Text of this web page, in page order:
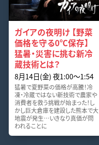
ガイアの夜明け 【野菜
価格を守る0℃保存】
猛暑・災害に挑む新冷
蔵技術とは？
8月14日(金) 夜1:00～1:54
猛暑で夏野菜の価格が高騰！冷
凍・冷蔵ではない新技術で農家や
消費者を救う挑戦が始まった！し
かし巨大倉庫を建設した熊本で大
地震が発生…いきなり真価が問
われることに